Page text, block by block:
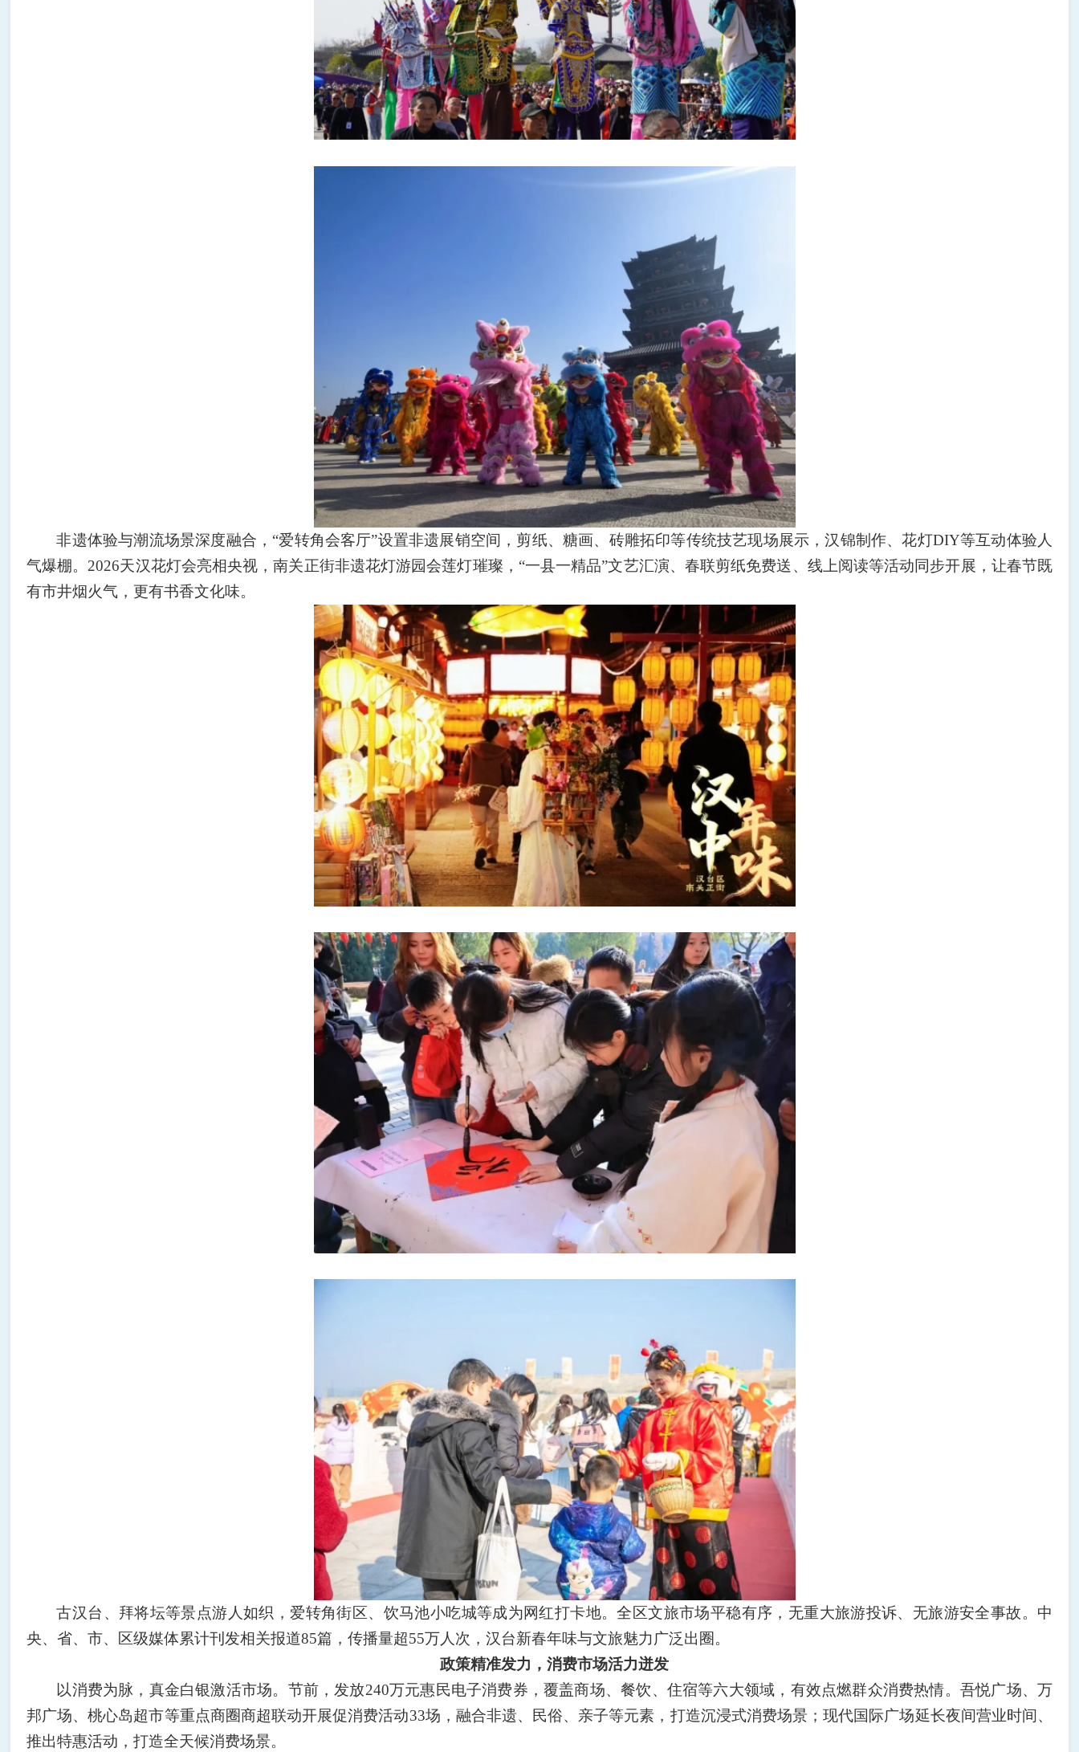
非遗体验与潮流场景深度融合， “爱转角会客厅”设置非遗展销空间，剪纸、糖画、砖雕拓印等传统技艺现场展示，汉锦制作、花灯DIY等互动体验人
气爆棚。2026天汉花灯会亮相央视，南关正街非遗花灯游园会莲灯璀璨，“一县一精品”文艺汇演、春联剪纸免费送、线上阅读等活动同步开展，让春节既
有市井烟火气，更有书香文化味。
古汉台、拜将坛等景点游人如织，爱转角街区、饮马池小吃城等成为网红打卡地。全区文旅市场平稳有序，无重大旅游投诉、无旅游安全事故。中
央、省、市、区级媒体累计刊发相关报道85篇，传播量超55万人次，汉台新春年味与文旅魅力广泛出圈。
政策精准发力，消费市场活力迸发
以消费为脉，真金白银激活市场。节前，发放240万元惠民电子消费券，覆盖商场、餐饮、住宿等六大领域，有效点燃群众消费热情。吾悦广场、万
邦广场、桃心岛超市等重点商圈商超联动开展促消费活动33场，融合非遗、民俗、亲子等元素，打造沉浸式消费场景；现代国际广场延长夜间营业时间、
推出特惠活动，打造全天候消费场景。